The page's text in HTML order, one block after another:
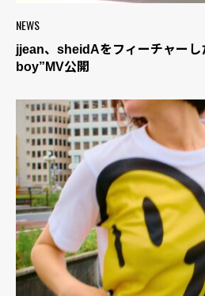
NEWS
jjean、sheidAをフィーチャー
boy”MV公開